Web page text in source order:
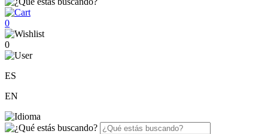
0
0
ES
EN